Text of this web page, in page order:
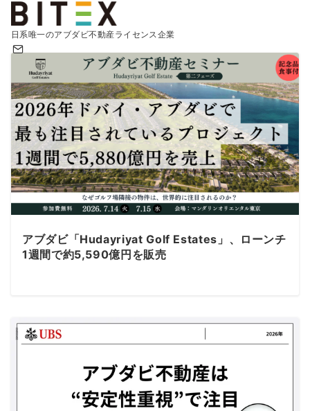
日系唯一のアブダビ不動産ライセンス企業
アブダビ「Hudayriyat Golf Estates」、ローンチ
1週間で約5,590億円を販売